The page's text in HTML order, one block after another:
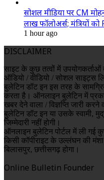
सोशल मीडिया पर CM
लाख फॉलोअर्स; मंत्रियों
1 hour ago
DISCLAIMER
साइट के कुछ तत्वों में उपयोगकर्ताओं
ऑडियो / वीडियो / सोशल साइट्स
बुलेटिन डॉट इन इस तरह के
करता है। ऑनलाइन बुलेटिन में
खबर देने वाला / विज्ञप्ति जारी
बुलेटिन डॉट इन या उसके स्वामी,
जिम्मेदारी नहीं होगी।
ऑनलाइन बुलेटिन पोर्टल में ली गई
किसी कॉपीराइट के उल्लंघन की मंशा
बिलासपुर, छत्तीसगढ़ होगा।
Online Bulletin Founder